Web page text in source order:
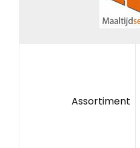
Assortiment